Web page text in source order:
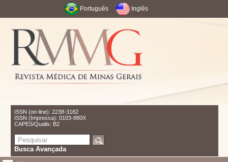
Português Inglês
ISSN (on-line): 2238-3182
ISSN (Impressa): 0103-880X
CAPES/Qualis: B2
Busca Avançada